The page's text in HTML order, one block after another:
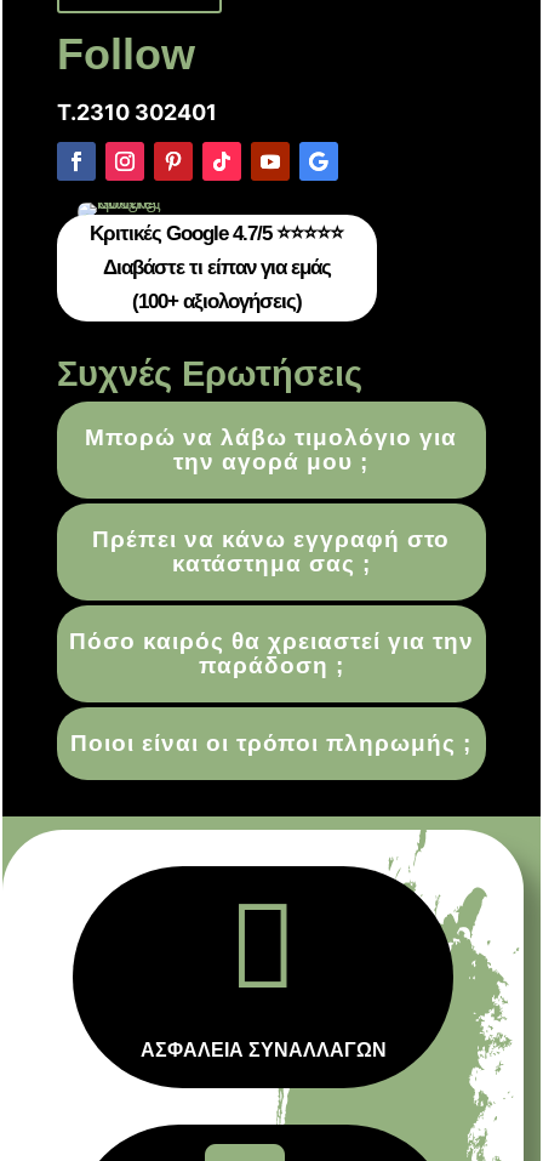
Follow
T.2310 302401
Κριτικές Google 4.7/5 ⭐⭐⭐⭐⭐
Διαβάστε τι είπαν για εμάς
(100+ αξιολογήσεις)
Συχνές Ερωτήσεις
Μπορώ να λάβω τιμολόγιο για
την αγορά μου ;
Πρέπει να κάνω εγγραφή στο
κατάστημα σας ;
Πόσο καιρός θα χρειαστεί για την
παράδοση ;
Ποιοι είναι οι τρόποι πληρωμής ;

ΑΣΦΑΛΕΙΑ ΣΥΝΑΛΛΑΓΩΝ